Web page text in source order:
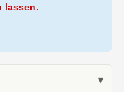
lassen.
▾